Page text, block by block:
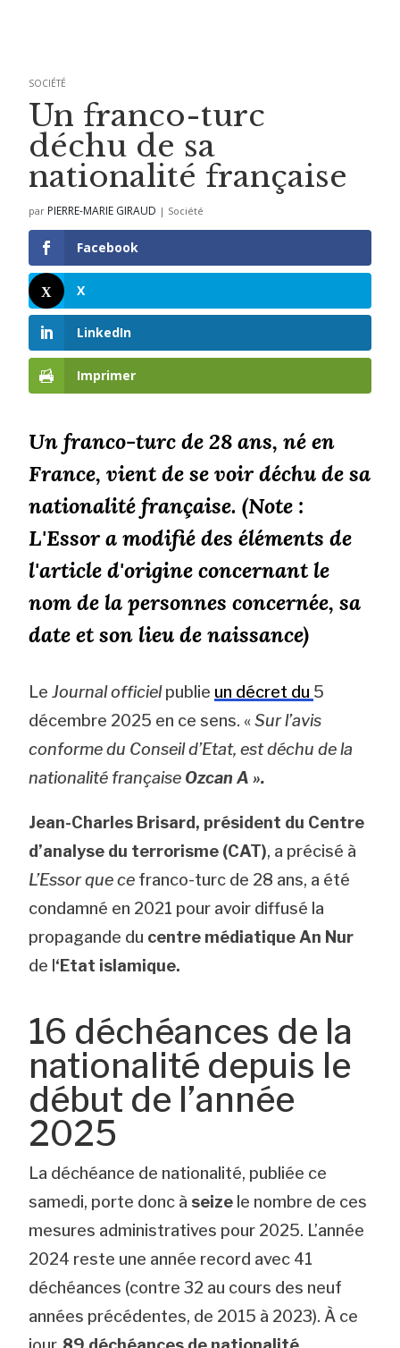
SOCIÉTÉ
Un franco-turc
déchu de sa
nationalité française
par PIERRE-MARIE GIRAUD | Société
Facebook
X
LinkedIn
Imprimer
Un franco-turc de 28 ans, né en
France, vient de se voir déchu de sa
nationalité française. (Note :
L'Essor a modifié des éléments de
l'article d'origine concernant le
nom de la personnes concernée, sa
date et son lieu de naissance)
Le Journal officielpublie un décret du 5
décembre 2025 en ce sens. «Sur l’avis
conforme du Conseil d’Etat, est déchu de la
nationalité française Ozcan A ».
Jean-Charles Brisard, président du Centre
d’analyse du terrorisme (CAT), a précisé à
L’Essor que ce franco-turc de 28 ans, a été
condamné en 2021 pour avoir diffusé la
propagande du centre médiatique An Nur
de l ‘Etat islamique.
16 déchéances de la
nationalité depuis le
début de l’année
2025
La déchéance de nationalité, publiée ce
samedi, porte donc à seize le nombre de ces
mesures administratives pour 2025. L’année
2024 reste une année record avec 41
déchéances (contre 32 au cours des neuf
années précédentes, de 2015 à 2023). À ce